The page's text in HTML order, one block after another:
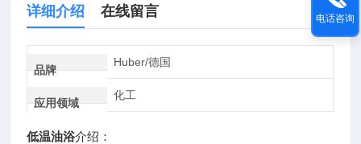
详细介绍 在线留言
品牌
Huber/德国
应用领域
化工
低温油浴介绍：
电话咨询